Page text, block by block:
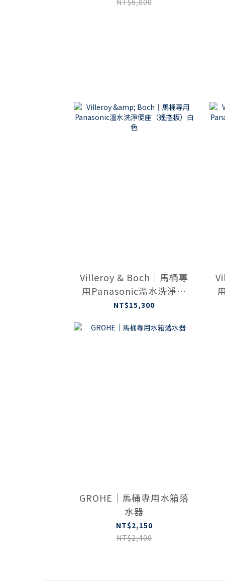
Villeroy & Boch｜馬桶專
用Panasonic溫水洗淨便
座（遙控板）白色
NT$15,300
GROHE｜馬桶專用水箱落
水器
NT$2,150
NT$2,400